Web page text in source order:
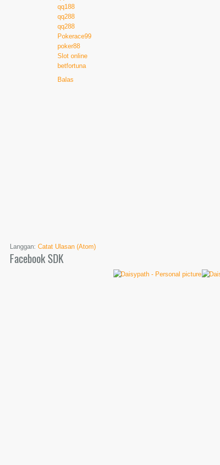
qq188
qq288
qq288
Pokerace99
poker88
Slot online
betfortuna
Balas
Langgan: Catat Ulasan (Atom)
Facebook SDK